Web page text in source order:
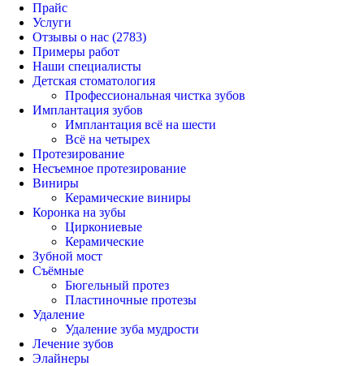
Прайс
Услуги
Отзывы о нас (2783)
Примеры работ
Наши специалисты
Детская стоматология
Профессиональная чистка зубов
Имплантация зубов
Имплантация всё на шести
Всё на четырех
Протезирование
Несъемное протезирование
Виниры
Керамические виниры
Коронка на зубы
Циркониевые
Керамические
Зубной мост
Съёмные
Бюгельный протез
Пластиночные протезы
Удаление
Удаление зуба мудрости
Лечение зубов
Элайнеры